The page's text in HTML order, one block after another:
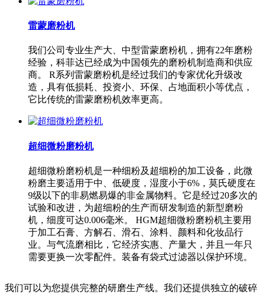
雷蒙磨粉机
我们公司专业生产大、中型雷蒙磨粉机，拥有22年磨粉
经验，科菲达已经成为中国领先的磨粉机制造商和供应
商。 R系列雷蒙磨粉机是经过我们的专家优化升级改
造，具有低损耗、投资小、环保、占地面积小等优点，
它比传统的雷蒙磨粉机效率更高。
超细微粉磨粉机
超细微粉磨粉机是一种细粉及超细粉的加工设备，此微
粉磨主要适用于中、低硬度，湿度小于6%，莫氏硬度在
9级以下的非易燃易爆的非金属物料。它是经过20多次的
试验和改进，为超细粉的生产而研发制造的新型磨粉
机，细度可达0.006毫米。 HGM超细微粉磨粉机主要用
于加工石膏、方解石、滑石、涂料、颜料和化妆品行
业。与气流磨相比，它经济实惠、产量大，并且一年只
需要更换一次零配件。装备有袋式过滤器以保护环境。
我们可以为您提供完整的研磨生产线。我们还提供独立的破碎